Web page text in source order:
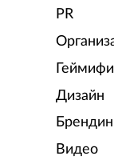
PR
Дизайн
Видео